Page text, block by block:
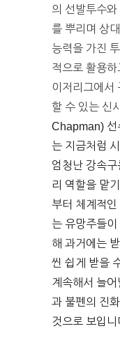
의 선발투수
를 뿌리며 상
능력을 가진
적으로 활용하
이저리그에서
할 수 있는 신
Chapman) 선
는 지금처럼
엄청난 강속
리 역할을 맡
부터 체계적
는 유망주들
해 과거에는
씬 쉽게 받을
계속해서 늘
과 불펜의 진
것으로 보입